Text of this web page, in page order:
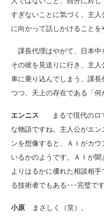
すぎないことに気づく。主
に向かって話しかけることを
課長代理はやがて、日本中
その彼を見送りに行き、主
車に乗り込んでしまう。課
つつ、天上の存在である「何
エンニス まるで現代のロ
な物語ですね。主人公がエ
ンを想像すると、ＡＩがカ
いるかのようです。ＡＩが
よりはるかに優れた相談相
る技術者でもある･･･完璧で
小原 まさしく（笑）。